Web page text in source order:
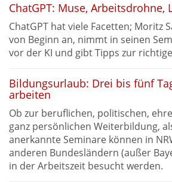
ChatGPT: Muse, Arbeitsdrohne,
ChatGPT hat viele Facetten; Moritz
von Beginn an, nimmt in seinen
vor der KI und gibt Tipps zur
Bildungsurlaub: Drei bis fünf
arbeiten
Ob zur beruflichen, politischen,
ganz persönlichen Weiterbildung,
anerkannte Seminare können in
anderen Bundesländern (außer
in der Arbeitszeit besucht werden.